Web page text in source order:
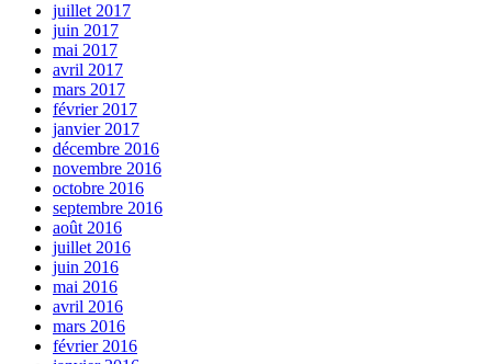
juillet 2017
juin 2017
mai 2017
avril 2017
mars 2017
février 2017
janvier 2017
décembre 2016
novembre 2016
octobre 2016
septembre 2016
août 2016
juillet 2016
juin 2016
mai 2016
avril 2016
mars 2016
février 2016